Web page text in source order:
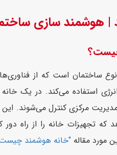
| هوشمند سازی
استفاده می‌کند. در یک
مرکزی کنترل می‌شوند. این
که تجهیزات خانه را از راه
مورد مقاله "خانه هوشمند